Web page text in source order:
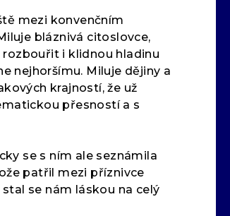
mezi konvenčním
bláznivá citoslovce,
i klidnou hladinu
nejhoršímu. Miluje dějiny a
krajností, že už
přesností a s
se s ním ale seznámila
patřil mezi příznivce
se nám láskou na celý